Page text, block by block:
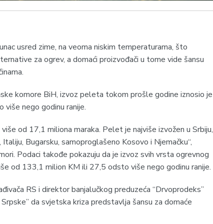
usred zime, na veoma niskim temperaturama, što
za ogrev, a domaći proizvođači u tome vide šansu
komore BiH, izvoz peleta tokom prošle godine iznosio je
nego godinu ranije.
od 17,1 miliona maraka. Pelet je najviše izvožen u Srbiju,
Bugarsku, samoproglašeno Kosovo i Njemačku“,
Podaci takođe pokazuju da je izvoz svih vrsta ogrevnog
od 133,1 milion KM ili 27,5 odsto više nego godinu ranije.
RS i direktor banjalučkog preduzeća “Drvoprodeks”
da svjetska kriza predstavlja šansu za domaće